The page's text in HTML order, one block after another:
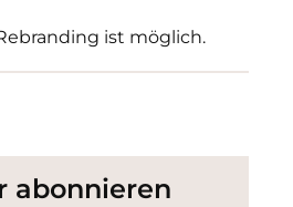
ist möglich.
abonnieren